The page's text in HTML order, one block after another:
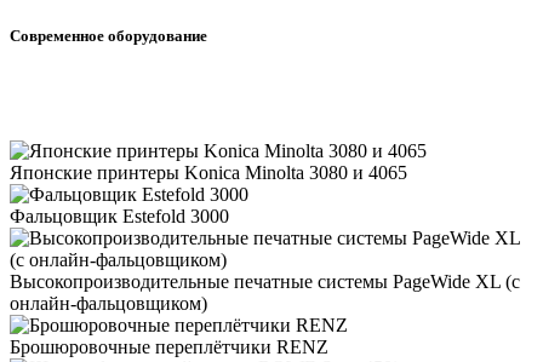
Современное оборудование
Японские принтеры Konica Minolta 3080 и 4065
Фальцовщик Estefold 3000
Высокопроизводительные печатные системы PageWide XL (с
онлайн-фальцовщиком)
Брошюровочные переплётчики RENZ